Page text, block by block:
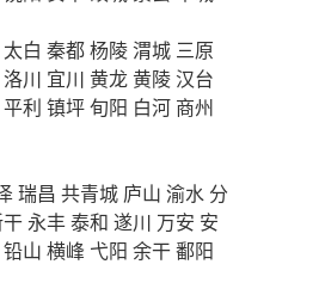
太白 秦都杨陵渭城 三原
洛川 宜川 黄龙黄陵汉台
平利 镇坪旬阳 白河 商州
瑞昌 共青城 庐山 渝水 分
永丰泰和 遂川 万安 安
铅山 横峰 弋阳 余干鄱阳